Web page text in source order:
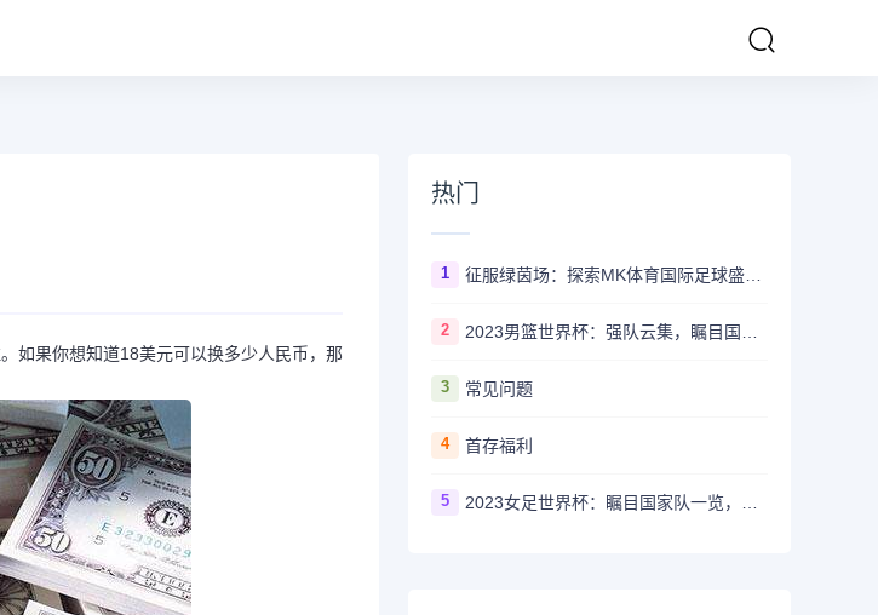
如果你想知道18美元可以换多少人民币，那
热门
1 征服绿茵场：探索MK体育国际足球盛事的辉煌传奇
2
3 常见问题
4 首存福利
5